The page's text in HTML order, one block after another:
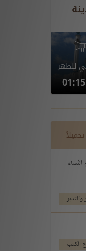
للظهر
النِّسَاء
والتدبر
الكتب